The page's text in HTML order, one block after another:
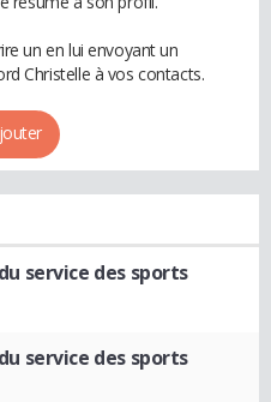
un en lui envoyant un
Christelle à vos contacts.
service des sports
service des sports